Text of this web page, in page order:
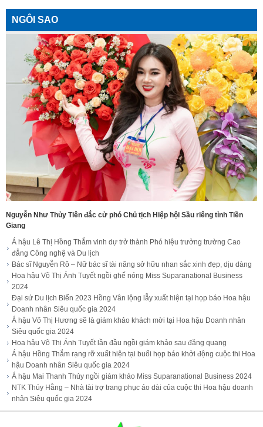
NGÔI SAO
Nguyễn Như Thủy Tiên đắc cử phó Chủ tịch Hiệp hội Sầu riêng tỉnh Tiền
Giang
Á hậu Lê Thị Hồng Thắm vinh dự trở thành Phó hiệu trưởng trường Cao
đẳng Công nghệ và Du lịch
Bác sĩ Nguyễn Rô – Nữ bác sĩ tài năng sở hữu nhan sắc xinh đẹp, dịu dàng
Hoa hậu Võ Thị Ánh Tuyết ngồi ghế nóng Miss Suparanational Business
2024
Đại sứ Du lịch Biển 2023 Hồng Vân lộng lẫy xuất hiện tại họp báo Hoa hậu
Doanh nhân Siêu quốc gia 2024
Á hậu Võ Thị Hương sẽ là giám khảo khách mời tại Hoa hậu Doanh nhân
Siêu quốc gia 2024
Hoa hậu Võ Thị Ánh Tuyết lần đầu ngồi giám khảo sau đăng quang
Á hậu Hồng Thắm rạng rỡ xuất hiện tại buổi họp báo khởi động cuộc thi Hoa
hậu Doanh nhân Siêu quốc gia 2024
Á hậu Mai Thanh Thủy ngồi giám khảo Miss Suparanational Business 2024
NTK Thúy Hằng – Nhà tài trợ trang phục áo dài của cuộc thi Hoa hậu doanh
nhân Siêu quốc gia 2024